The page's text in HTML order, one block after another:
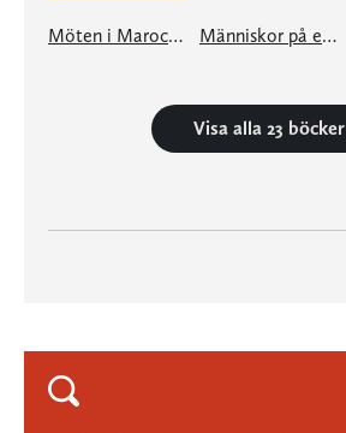
Möten i Marocko Människor på en ö
Visa alla 23 böcker